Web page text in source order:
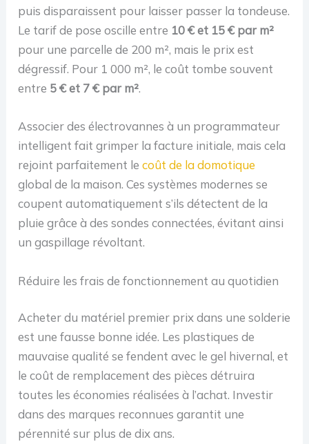
puis disparaissent pour laisser passer la tondeuse.
Le tarif de pose oscille entre 10 € et 15 € par m²
pour une parcelle de 200 m², mais le prix est
dégressif. Pour 1 000 m², le coût tombe souvent
entre 5 € et 7 € par m².
Associer des électrovannes à un programmateur
intelligent fait grimper la facture initiale, mais cela
rejoint parfaitement lecoût de la domotique
global de la maison. Ces systèmes modernes se
coupent automatiquement s’ils détectent de la
pluie grâce à des sondes connectées, évitant ainsi
un gaspillage révoltant.
Réduire les frais de fonctionnement au quotidien
Acheter du matériel premier prix dans une solderie
est une fausse bonne idée. Les plastiques de
mauvaise qualité se fendent avec le gel hivernal, et
le coût de remplacement des pièces détruira
toutes les économies réalisées à l’achat. Investir
dans des marques reconnues garantit une
pérennité sur plus de dix ans.